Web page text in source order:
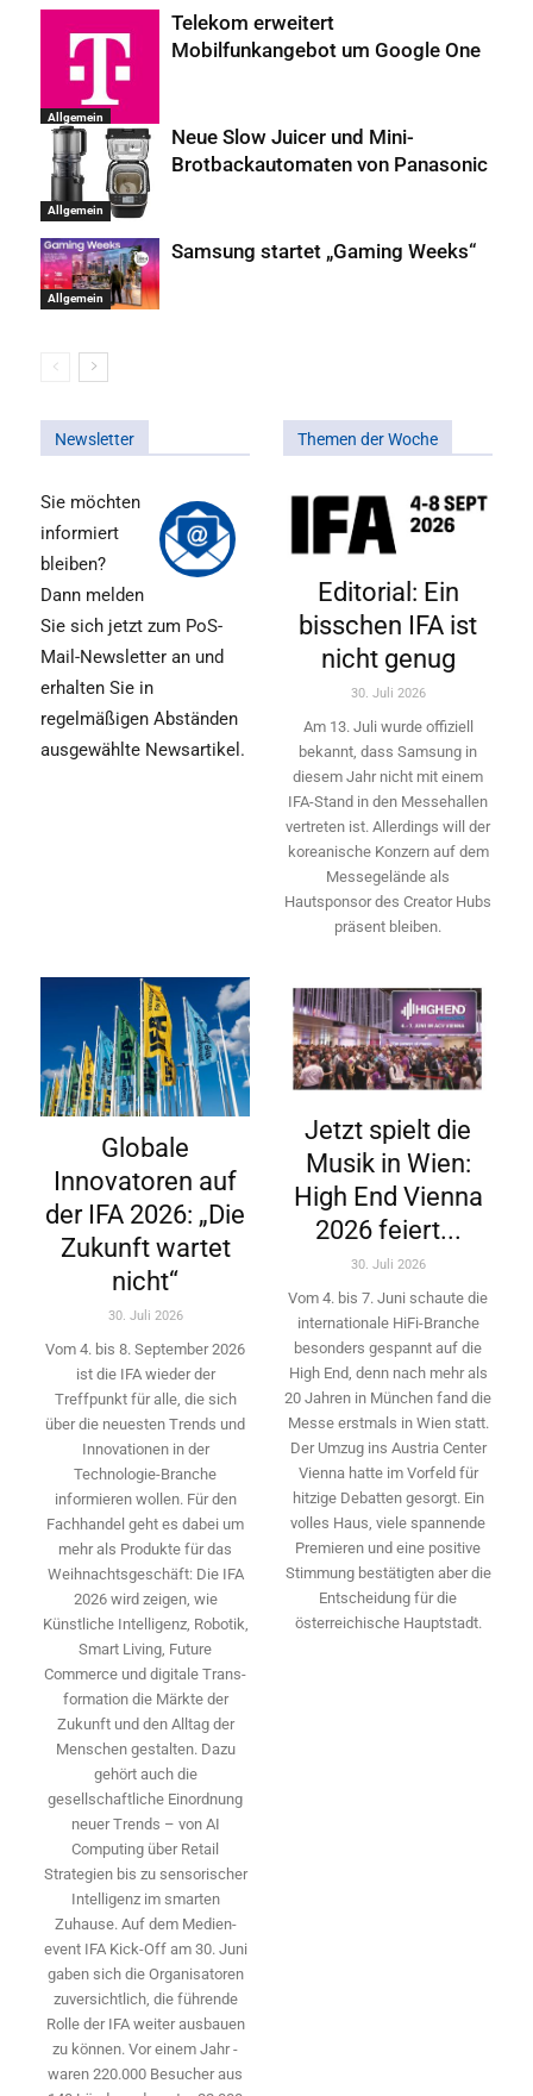
Allgemein
Telekom erweitert
Mobilfunkangebot um Google One
Allgemein
Neue Slow Juicer und Mini-
Brotbackautomaten von Panasonic
Allgemein
Samsung startet „Gaming Weeks“
Newsletter
Sie möchten
informiert
bleiben?
Dann melden
Sie sich jetzt zum PoS-
Mail-Newsletter an und
erhalten Sie in
regelmäßigen Abständen
ausgewählte Newsartikel.
Themen der Woche
Editorial: Ein
bisschen IFA ist
nicht genug
30. Juli 2026
Am 13. Juli wurde offiziell
bekannt, dass Samsung in
diesem Jahr nicht mit einem
IFA-Stand in den Messehallen
vertreten ist. Allerdings will ­der
koreanische Konzern auf dem
Messegelände als
Hautsponsor des Creator Hubs
präsent bleiben.
Globale
Innovatoren auf
der IFA 2026: „Die
Zukunft wartet
nicht“
30. Juli 2026
Vom 4. bis 8. September 2026
ist die IFA wieder der
Treffpunkt für alle, die sich
über die neuesten Trends und
Innovationen in der
Technologie-­Branche
informieren wollen. Für den
Fachhandel geht es dabei um
mehr als Produkte für das
Weihnachtsgeschäft: Die IFA
2026 wird ­zeigen, wie
Künstliche Intelligenz, Robotik,
Smart Living, Future
Commerce und digitale Trans­
formation die Märkte der
Zukunft und den Alltag der
Menschen gestalten. Dazu
gehört auch die
gesellschaftliche Einordnung
neuer Trends – von AI
Computing über Retail
Strategien bis zu sensorischer
Intelligenz im smarten
Zuhause. Auf dem Medien­
event IFA Kick-Off am 30. Juni
gaben sich die Organisatoren
zuversichtlich, die führende
Rolle der IFA weiter ausbauen
zu können. Vor einem Jahr ­
waren 220.000 Besucher aus
Jetzt spielt die
Musik in Wien:
High End Vienna
2026 feiert...
30. Juli 2026
Vom 4. bis 7. Juni schaute die
internationale HiFi-Branche
besonders gespannt auf die
High End, denn nach mehr als
20 Jahren in München fand die
Messe erstmals in Wien statt.
Der Umzug ins Austria Center
Vienna hatte im Vorfeld für
hitzige Debatten gesorgt. Ein
volles Haus, viele spannende
Premieren und eine positive
Stimmung bestätigten aber die
Entscheidung für die
österreichische Hauptstadt.